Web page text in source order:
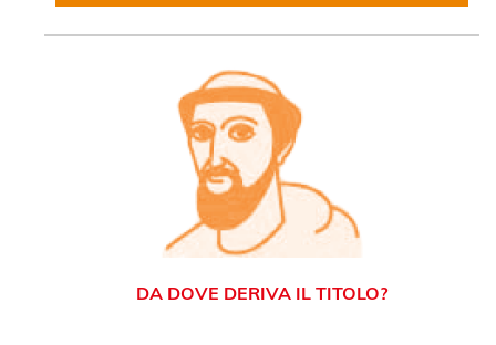
DA DOVE DERIVA IL TITOLO?